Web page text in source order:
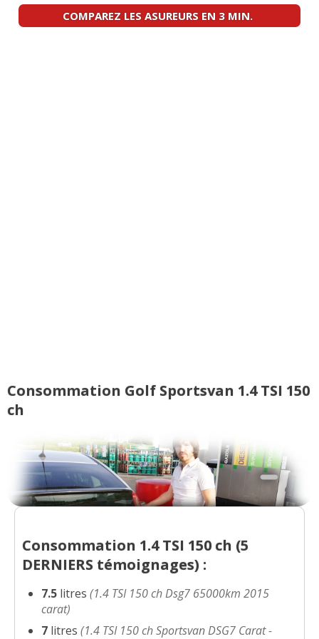
1.4 TSI 150 ch(1 )
COMPAREZ LES ASUREURS EN 3 MIN.
Consommation Golf Sportsvan 1.4 TSI 150
ch
Consommation 1.4 TSI 150 ch (5
DERNIERS témoignages) :
7.5 litres(1.4 TSI 150 ch Dsg7 65000km 2015
carat)
7 litres(1.4 TSI 150 ch Sportsvan DSG7 Carat -